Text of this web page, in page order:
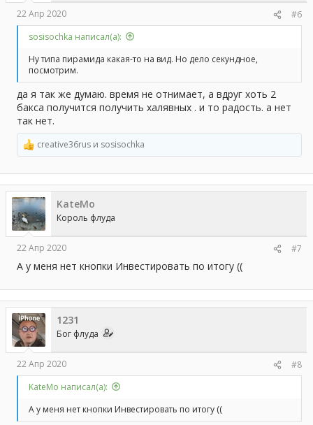
22 Апр 2020
#6
sosisochka написал(а):
Ну типа пирамида какая-то на вид. Но дело секундное,
посмотрим.
да я так же думаю. время не отнимает, а вдруг хоть 2
бакса получится получить халявных . и то радость. а нет
так нет.
Р
е
а
к
ц
и
и
:
creative36rus и sosisochka
KateMo
Король флуда
22 Апр 2020 #7
А у меня нет кнопки Инвестировать по итогу ((
1231
Бог флуда
22 Апр 2020
#8
KateMo написал(а):
А у меня нет кнопки Инвестировать по итогу ((